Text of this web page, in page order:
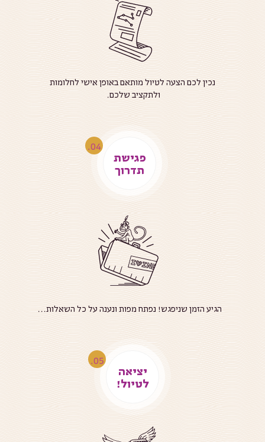
נכין לכם הצעה לטיול מותאם באופן אישי לחלומות
ולתקציב שלכם.
פגישת
תדרוך
הגיע הזמן שניפגש! נפתח מפות ונענה על כל השאלות...
יציאה
לטיול!